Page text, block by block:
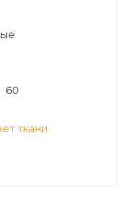
60
ткани